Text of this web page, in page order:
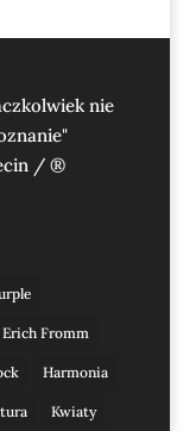
nie
/ ®
Erich Fromm
Harmonia
Kwiaty